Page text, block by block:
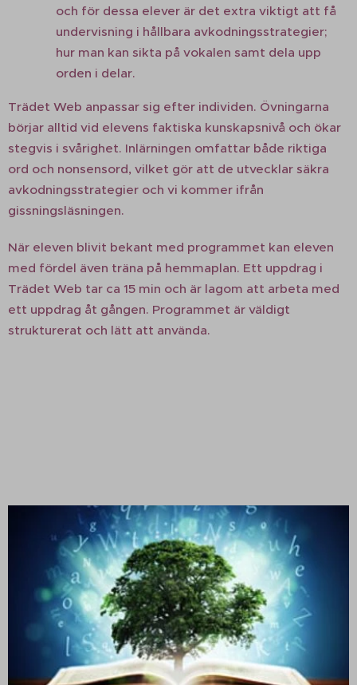
och för dessa elever är det extra viktigt att få
undervisning i hållbara avkodningsstrategier;
hur man kan sikta på vokalen samt dela upp
orden i delar.
Trädet Web anpassar sig efter individen. Övningarna
börjar alltid vid elevens faktiska kunskapsnivå och ökar
stegvis i svårighet. Inlärningen omfattar både riktiga
ord och nonsensord, vilket gör att de utvecklar säkra
avkodningsstrategier och vi kommer ifrån
gissningsläsningen.
När eleven blivit bekant med programmet kan eleven
med fördel även träna på hemmaplan. Ett uppdrag i
Trädet Web tar ca 15 min och är lagom att arbeta med
ett uppdrag åt gången. Programmet är väldigt
strukturerat och lätt att använda.